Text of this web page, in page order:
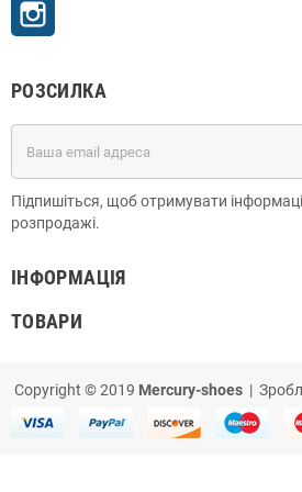
онлайн каталозі можна купити
РОЗСИЛКА
Підпишіться, щоб отримувати
розпродажі.
ІНФОРМАЦІЯ
ТОВАРИ
Copyright © 2019 Mercury-shoes |